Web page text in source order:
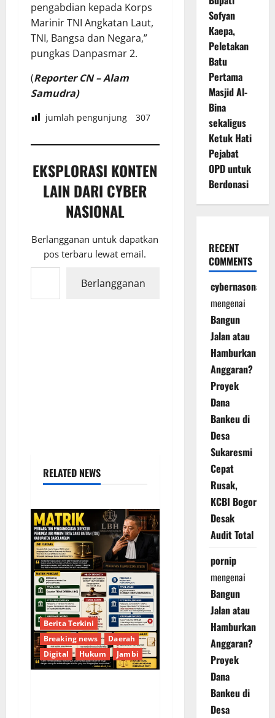
pengabdian kepada Korps
Marinir TNI Angkatan Laut,
TNI, Bangsa dan Negara,”
pungkas Danpasmar 2.
(Reporter CN – Alam
Samudra)
jumlah pengunjung 307
EKSPLORASI KONTEN
LAIN DARI CYBER
NASIONAL
Berlangganan untuk dapatkan
pos terbaru lewat email.
Ketikkan email Anda...
Berlangganan
RELATED NEWS
Berita Terkini
Breaking news
Daerah
Digital
Hukum Jambi
Sofyan
Kaepa,
Peletakan
Batu
Pertama
Masjid Al-
Bina
sekaligus
Ketuk Hati
Pejabat
OPD untuk
Berdonasi
RECENT
COMMENTS
cybernasonal
mengenai
Bangun
Jalan atau
Hamburkan
Anggaran?
Proyek
Dana
Bankeu di
Desa
Sukaresmi
Cepat
Rusak,
KCBI Bogor
Desak
Audit Total
pornip
mengenai
Bangun
Jalan atau
Hamburkan
Anggaran?
Proyek
Dana
Bankeu di
Desa